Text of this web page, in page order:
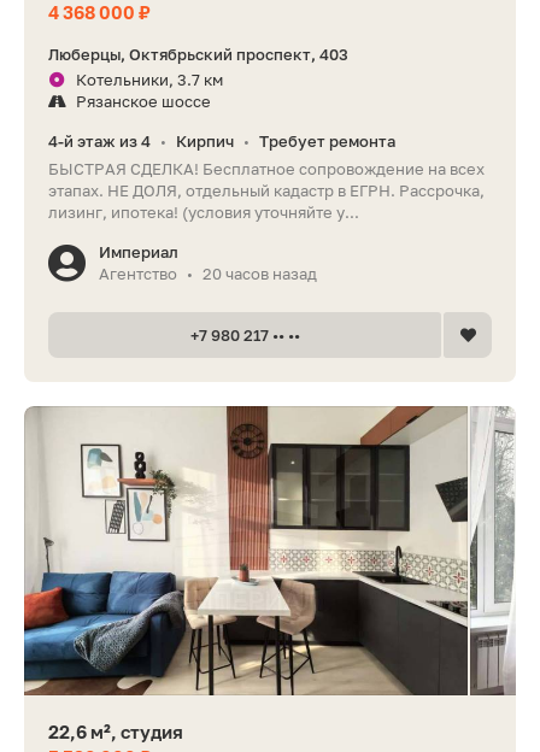
4 368 000 ₽
Люберцы, Октябрьский проспект, 403
Котельники, 3.7 км
Рязанское шоссе
4-й этаж из 4 • Кирпич • Требует ремонта
БЫСТРАЯ СДЕЛКА! Бесплатное сопровождение на всех
этапах. НЕ ДОЛЯ, отдельный кадастр в ЕГРН. Рассрочка,
лизинг, ипотека! (условия уточняйте у...
Империал
Агентство
• 20 часов назад
+7 980 217 •• ••
22,6 м², студия